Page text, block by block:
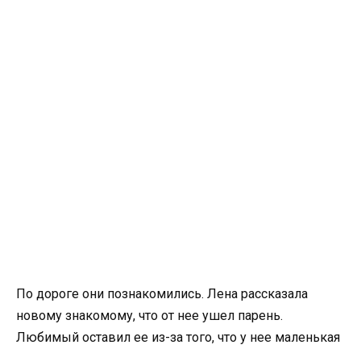
По дороге они познакомились. Лена рассказала
новому знакомому, что от нее ушел парень.
Любимый оставил ее из-за того, что у нее маленькая